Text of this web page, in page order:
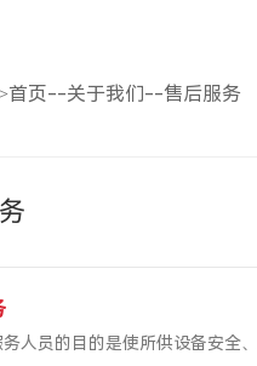
>首页--关于我们--售后服务
人员的目的是使所供设备安全